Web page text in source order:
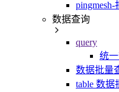
数据查询
query
统
数据批量
table 数据